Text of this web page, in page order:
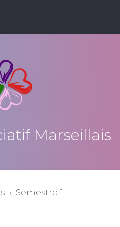
Marseillais
Semestre 1